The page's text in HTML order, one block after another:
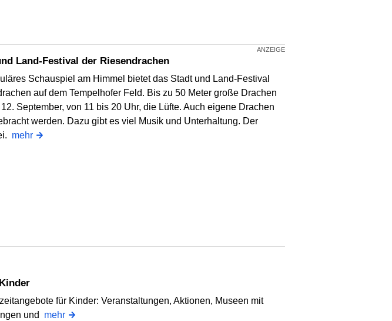
Land-Festival der Riesendrachen
Schauspiel am Himmel bietet das Stadt und Land-Festival
auf dem Tempelhofer Feld. Bis zu 50 Meter große Drachen
September, von 11 bis 20 Uhr, die Lüfte. Auch eigene Drachen
werden. Dazu gibt es viel Musik und Unterhaltung. Der
mehr
für Kinder: Veranstaltungen, Aktionen, Museen mit
und mehr